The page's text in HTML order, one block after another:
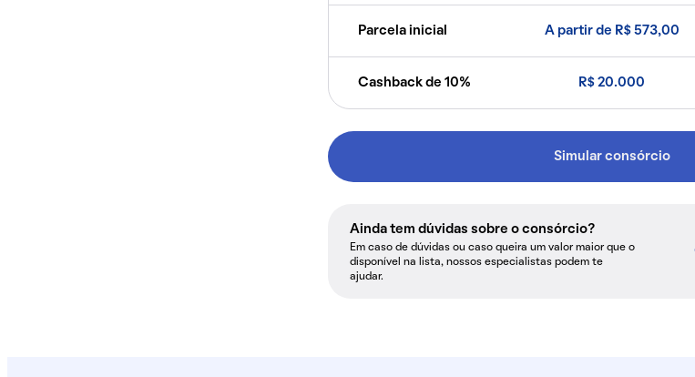
Parcela inicial A partir de R$ 573,00
Cashback de 10% R$ 20.000
Simular consórcio
Ainda tem dúvidas sobre o consórcio?
Em caso de dúvidas ou caso queira um valor maior que o
disponível na lista, nossos especialistas podem te
ajudar.